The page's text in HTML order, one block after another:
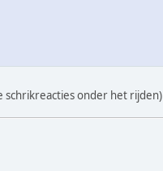
schrikreacties onder het rijden)